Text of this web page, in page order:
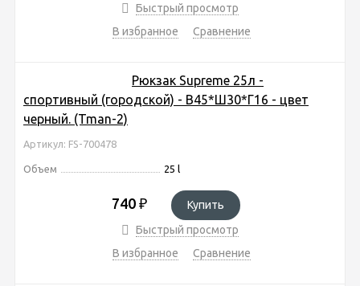
Быстрый просмотр
В избранное
Сравнение
Рюкзак Supreme 25л -
спортивный (городской) - В45*Ш30*Г16 - цвет
черный. (Tman-2)
Артикул: FS-700478
Объем 25 l
740 ₽
Купить
Быстрый просмотр
В избранное
Сравнение